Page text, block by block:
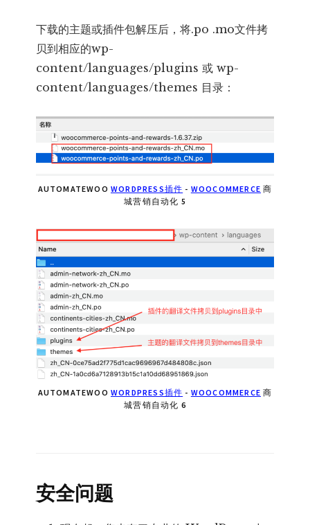
下载的主题或插件包解压后，将.po .mo文件拷
贝到相应的wp-
content/languages/plugins 或 wp-
content/languages/themes 目录：
AUTOMATEWOO WORDPRESS插件 - WOOCOMMERCE 商
城营销自动化 5
AUTOMATEWOO WORDPRESS插件 - WOOCOMMERCE 商
城营销自动化 6
安全问题